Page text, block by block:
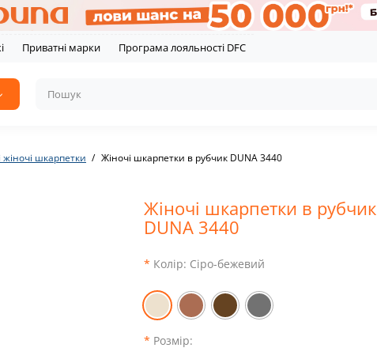
Приватні марки Програма лояльності DFC
шкарпетки Жіночі шкарпетки в рубчик DUNA 3440
Жіночі шкарпетки в рубчик
DUNA 3440
Колір: Сіро-бежевий
Розмір: